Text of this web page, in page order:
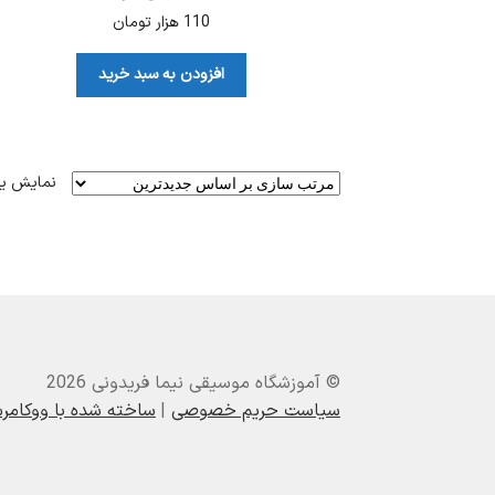
110 هزار تومان
افزودن به سبد خرید
نمایش
© آموزشگاه موسیقی نیما فریدونی 2026
سیاست حریم خصوصی ساخته شده با